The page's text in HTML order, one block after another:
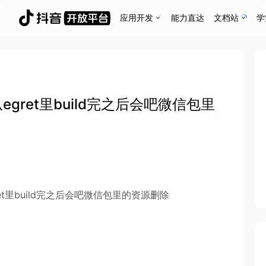
应用开发 能力直达 文档站
里build完之后会吧微信包里
build完之后会吧微信包里的资源删除